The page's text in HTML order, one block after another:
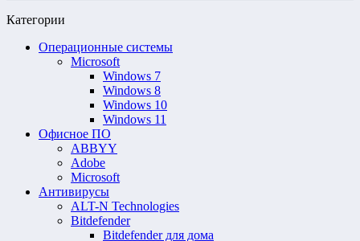
Категории
Операционные системы
Microsoft
Windows 7
Windows 8
Windows 10
Windows 11
Офисное ПО
ABBYY
Adobe
Microsoft
Антивирусы
ALT-N Technologies
Bitdefender
Bitdefender для дома